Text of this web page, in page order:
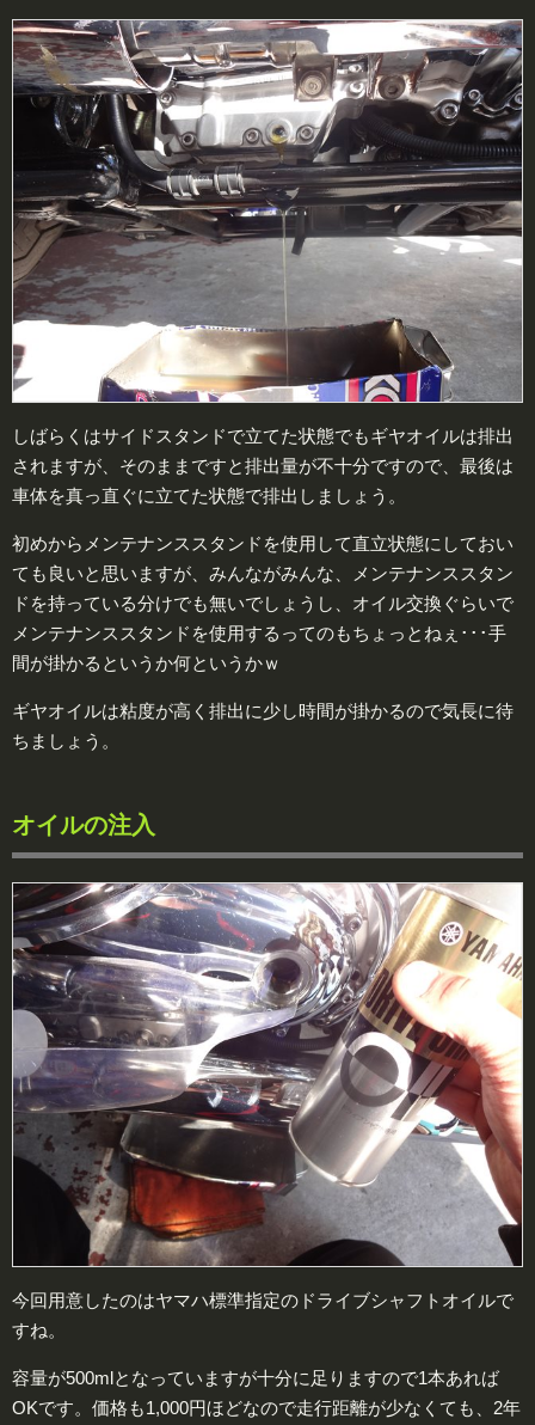
しばらくはサイドスタンドで立てた状態でもギヤオイルは排出
されますが、そのままですと排出量が不十分ですので、最後は
車体を真っ直ぐに立てた状態で排出しましょう。
初めからメンテナンススタンドを使用して直立状態にしておい
ても良いと思いますが、みんながみんな、メンテナンススタン
ドを持っている分けでも無いでしょうし、オイル交換ぐらいで
メンテナンススタンドを使用するってのもちょっとねぇ･･･手
間が掛かるというか何というかｗ
ギヤオイルは粘度が高く排出に少し時間が掛かるので気長に待
ちましょう。
オイルの注入
今回用意したのはヤマハ標準指定のドライブシャフトオイルで
すね。
容量が500mlとなっていますが十分に足りますので1本あれば
OKです。価格も1,000円ほどなので走行距離が少なくても、2年